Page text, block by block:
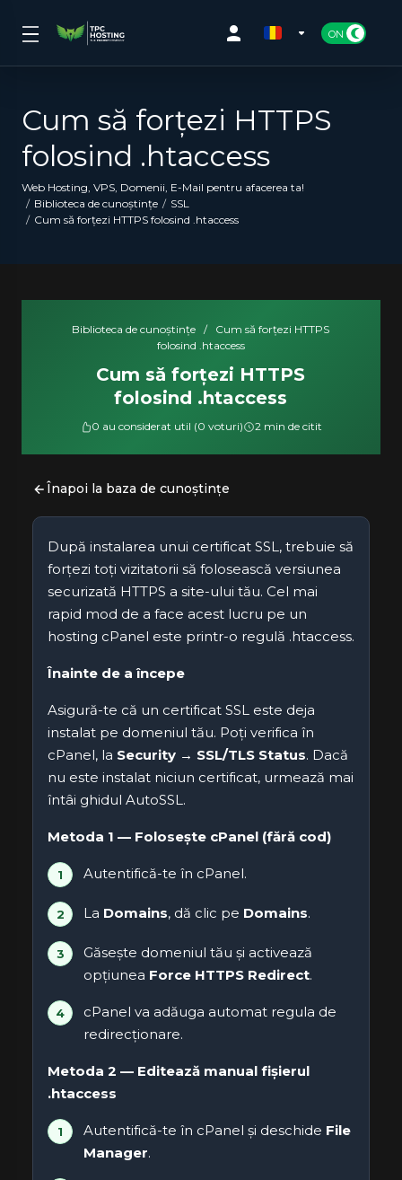
Cum să forțezi HTTPS
folosind .htaccess
Web Hosting, VPS, Domenii, E-Mail pentru afacerea ta!
Biblioteca de cunoștințe
SSL
Cum să forțezi HTTPS folosind .htaccess
Biblioteca de cunoștințe /
Cum să forțezi HTTPS
folosind .htaccess
Cum să forțezi HTTPS
folosind .htaccess
0 au considerat util (0 voturi) 2 min de citit
Înapoi la baza de cunoștințe
După instalarea unui certificat SSL, trebuie să
forțezi toți vizitatorii să folosească versiunea
securizată HTTPS a site-ului tău. Cel mai
rapid mod de a face acest lucru pe un
hosting cPanel este printr-o regulă .htaccess.
Înainte de a începe
Asigură-te că un certificat SSL este deja
instalat pe domeniul tău. Poți verifica în
cPanel, la Security → SSL/TLS Status. Dacă
nu este instalat niciun certificat, urmează mai
întâi ghidul AutoSSL.
Metoda 1 — Folosește cPanel (fără cod)
Autentifică-te în cPanel.
La Domains, dă clic pe Domains.
Găsește domeniul tău și activează
opțiunea Force HTTPS Redirect.
cPanel va adăuga automat regula de
redirecționare.
Metoda 2 — Editează manual fișierul
.htaccess
Autentifică-te în cPanel și deschide File
Manager.